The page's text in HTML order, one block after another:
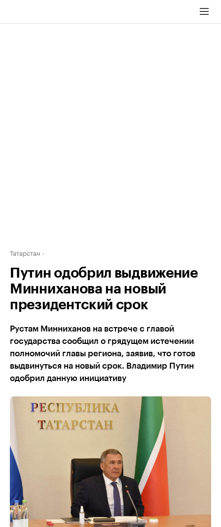
Татарстан
Путин одобрил выдвижение
Минниханова на новый
президентский срок
Рустам Минниханов на встрече с главой
государства сообщил о грядущем истечении
полномочий главы региона, заявив, что готов
выдвинуться на новый срок. Владимир Путин
одобрил данную инициативу